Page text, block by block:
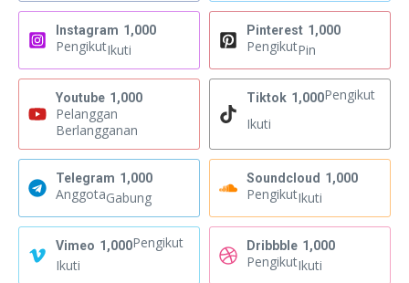
Instagram 1,000
PengikutIkuti
Pinterest 1,000
PengikutPin
Youtube 1,000
Pelanggan
Berlangganan
Tiktok 1,000Pengikut
Ikuti
Telegram 1,000
AnggotaGabung
Soundcloud 1,000
PengikutIkuti
Vimeo 1,000Pengikut
Ikuti
Dribbble 1,000
PengikutIkuti